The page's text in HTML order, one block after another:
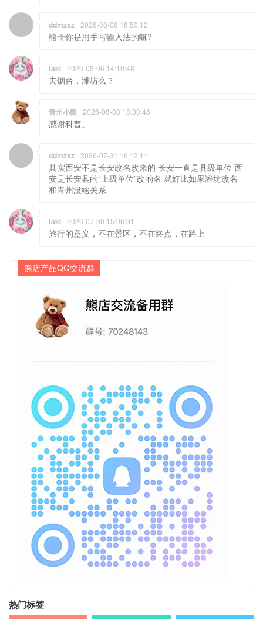
ddmzxz 2026-08-06 18:50:12
熊哥你是用手写输入法的嘛?
taki 2026-08-06 14:10:48
去烟台，潍坊么？
青州小熊 2026-08-03 18:30:46
感谢科普。
ddmzxz 2026-07-31 16:12:11
其实西安不是长安改名改来的 长安一直是县级单位 西
安是长安县的“上级单位”改的名 就好比如果潍坊改名
和青州没啥关系
taki 2026-07-30 15:06:31
旅行的意义，不在景区，不在终点，在路上
熊店产品QQ交流群
热门标签